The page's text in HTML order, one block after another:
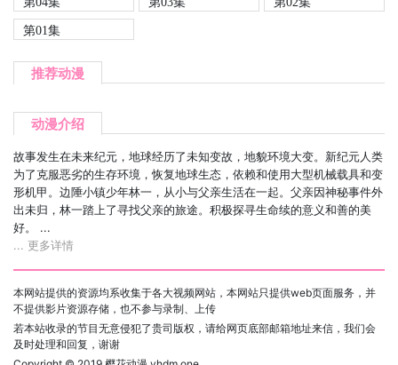
第01集
推荐动漫
动漫介绍
故事发生在未来纪元，地球经历了未知变故，地貌环境大变。新纪元人类
为了克服恶劣的生存环境，恢复地球生态，依赖和使用大型机械载具和变
形机甲。边陲小镇少年林一，从小与父亲生活在一起。父亲因神秘事件外
出未归，林一踏上了寻找父亲的旅途。积极探寻生命续的意义和善的美
好。 ...
... 更多详情
本网站提供的资源均系收集于各大视频网站，本网站只提供web页面服务，并
不提供影片资源存储，也不参与录制、上传
若本站收录的节目无意侵犯了贵司版权，请给网页底部邮箱地址来信，我们会
及时处理和回复，谢谢